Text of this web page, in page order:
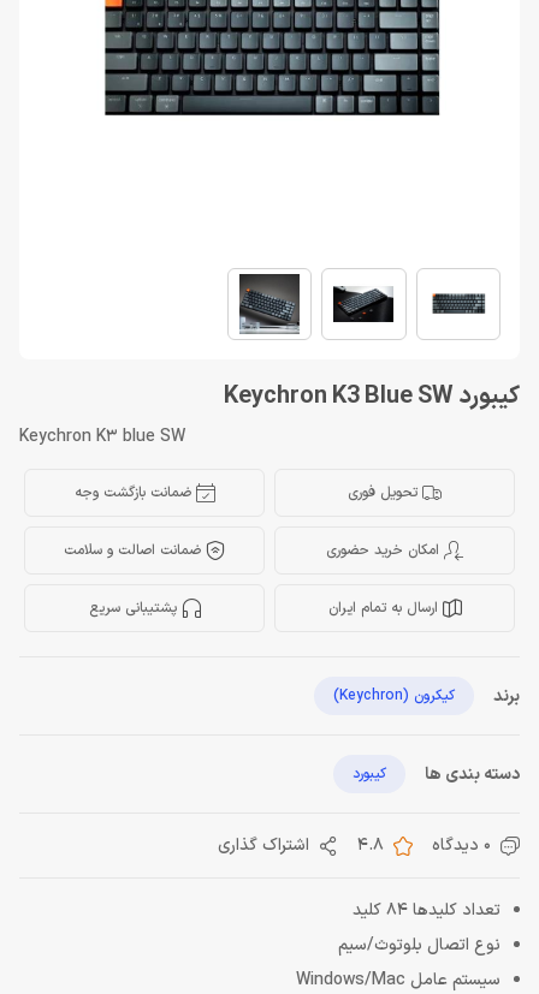
کیبورد Keychron K3 Blue SW
Keychron K3 blue SW
تحویل فوری ضمانت بازگشت وجه
امکان خرید حضوری ضمانت اصالت و سلامت
ارسال به تمام ایران پشتیبانی سریع
برند کیکرون (Keychron)
دسته بندی ها کیبورد
0 دیدگاه 4.8 اشتراک گذاری
تعداد کلیدها 84 کلید
نوع اتصال بلوتوث/سیم
سیستم عامل Windows/Mac